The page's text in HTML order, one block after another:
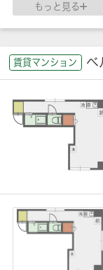
もっと見る
賃貸マンション ベ